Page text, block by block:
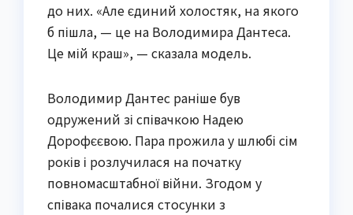
до них. «Але єдиний холостяк, на якого
б пішла, — це на Володимира Дантеса.
Це мій краш», — сказала модель.
Володимир Дантес раніше був
одружений зі співачкою Надею
Дорофєєвою. Пара прожила у шлюбі сім
років і розлучилася на початку
повномасштабної війни. Згодом у
співака почалися стосунки з